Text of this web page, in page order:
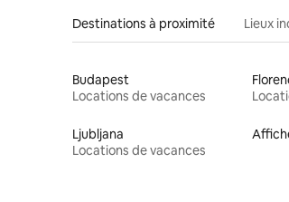
Destinations à proximité Lieux
Budapest
Locations de vacances
Ljubljana
Locations de vacances